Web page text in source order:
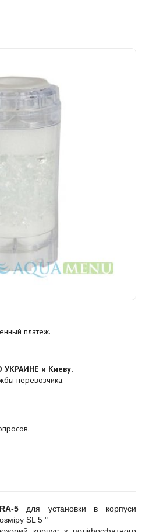
платеж.
и Киеву.
перевозчика.
5для установки в корпуси
SL 5 "